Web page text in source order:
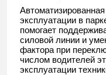
эксплуатации в
помогает
силовой линии и
фактора при
числом водителей
эксплуатации